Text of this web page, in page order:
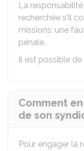
La
recherchée s'il
missions, une
pénale.
Il est possible
Comment
de son
Pour engager la